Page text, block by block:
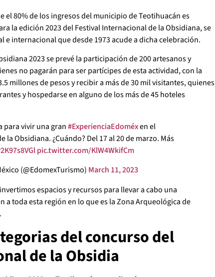
el 80% de los ingresos del municipio de Teotihuacán es
la edición 2023 del Festival Internacional de la Obsidiana, se
e internacional que desde 1973 acude a dicha celebración.
2023 se prevé la participación de 200 artesanos y
no pagarán para ser partícipes de esta actividad, con la
millones de pesos y recibir a más de 30 mil visitantes, quienes
y hospedarse en alguno de los más de 45 hoteles
para vivir una gran#ExperienciaEdoméxen el
la Obsidiana. ¿Cuándo? Del 17 al 20 de marzo. Más
pic.twitter.com/KlW4WkifCm
(@EdomexTurismo) March 11, 2023
espacios y recursos para llevar a cabo una
a toda esta región en lo que es la Zona Arqueológica de
del concurso del
de la Obsidia